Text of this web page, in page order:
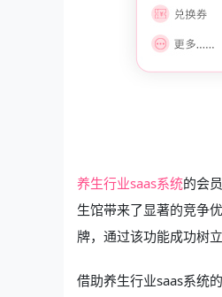
养生行业saas系统的会
生馆带来了显著的竞争
牌，通过该功能成功树
借助养生行业saas系统